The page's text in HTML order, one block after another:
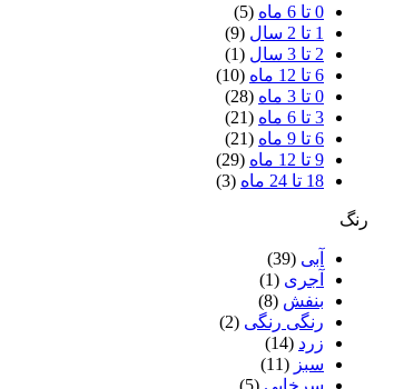
0 تا 6 ماه
(5)
1 تا 2 سال
(9)
2 تا 3 سال
(1)
6 تا 12 ماه
(10)
0 تا 3 ماه
(28)
3 تا 6 ماه
(21)
6 تا 9 ماه
(21)
9 تا 12 ماه
(29)
18 تا 24 ماه
(3)
رنگ
آبی (39)
آجری (1)
بنفش (8)
رنگی رنگی (2)
زرد (14)
سبز (11)
سرخابی (5)